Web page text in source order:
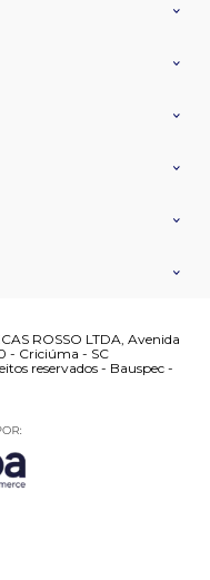
ROSSO LTDA, Avenida
- Criciúma - SC
reservados - Bauspec -